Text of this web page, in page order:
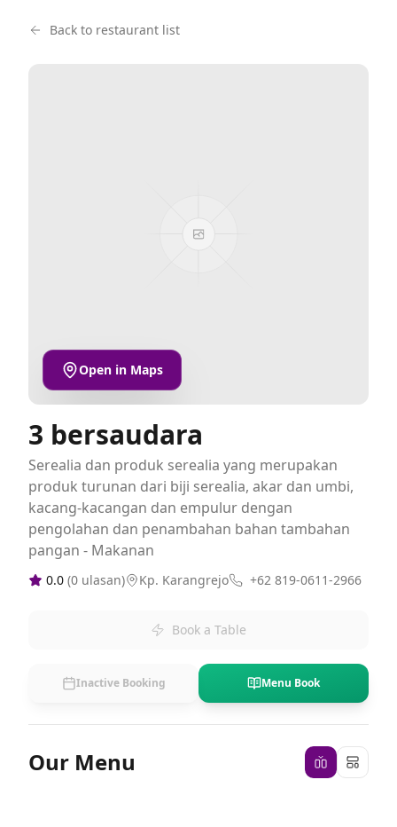
Back to restaurant list
Open in Maps
3 bersaudara
Serealia dan produk serealia yang merupakan
produk turunan dari biji serealia, akar dan umbi,
kacang-kacangan dan empulur dengan
pengolahan dan penambahan bahan tambahan
pangan - Makanan
0.0 (0 ulasan) Kp. Karangrejo +62 819-0611-2966
Book a Table
Inactive Booking Menu Book
Our Menu